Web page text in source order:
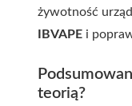
żywotność
IBVAPE i
teorią?